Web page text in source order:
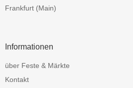
Frankfurt (Main)
Informationen
über Feste & Märkte
Kontakt